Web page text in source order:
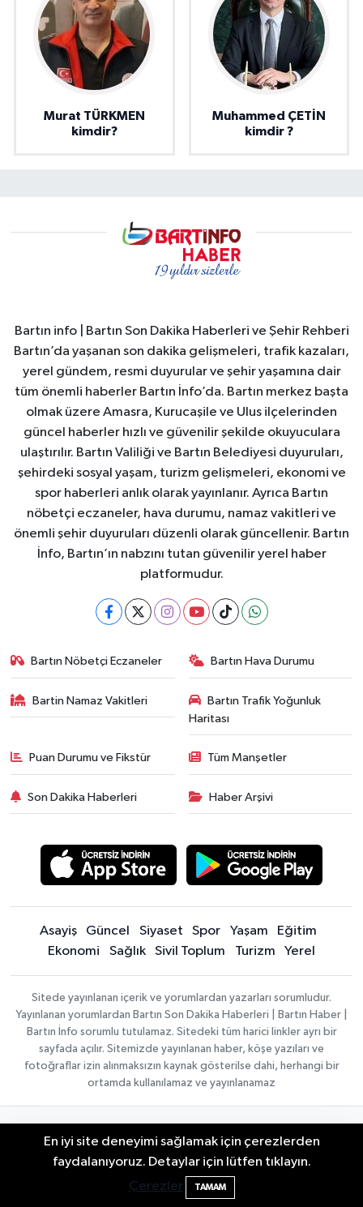
Murat TÜRKMEN
kimdir?
Muhammed ÇETİN
kimdir ?
Bartın info | Bartın Son Dakika Haberleri ve Şehir Rehberi
Bartın’da yaşanan son dakika gelişmeleri, trafik kazaları,
yerel gündem, resmi duyurular ve şehir yaşamına dair
tüm önemli haberler Bartın İnfo’da. Bartın merkez başta
olmak üzere Amasra, Kurucaşile ve Ulus ilçelerinden
güncel haberler hızlı ve güvenilir şekilde okuyuculara
ulaştırılır. Bartın Valiliği ve Bartın Belediyesi duyuruları,
şehirdeki sosyal yaşam, turizm gelişmeleri, ekonomi ve
spor haberleri anlık olarak yayınlanır. Ayrıca Bartın
nöbetçi eczaneler, hava durumu, namaz vakitleri ve
önemli şehir duyuruları düzenli olarak güncellenir. Bartın
İnfo, Bartın’ın nabzını tutan güvenilir yerel haber
platformudur.
Bartın Nöbetçi Eczaneler Bartın Hava Durumu
Bartin Namaz Vakitleri
Bartın Trafik Yoğunluk
Haritası
Puan Durumu ve Fikstür Tüm Manşetler
Son Dakika Haberleri Haber Arşivi
Asayiş Güncel Siyaset Spor Yaşam
Eğitim
Ekonomi
Sağlık Sivil Toplum Turizm Yerel
Sitede yayınlanan içerik ve yorumlardan yazarları sorumludur.
Yayınlanan yorumlardan Bartın Son Dakika Haberleri | Bartın Haber |
Bartın İnfo sorumlu tutulamaz. Sitedeki tüm harici linkler ayrı bir
sayfada açılır. Sitemizde yayınlanan haber, köşe yazıları ve
fotoğraflar izin alınmaksızın kaynak gösterilse dahi, herhangi bir
ortamda kullanılamaz ve yayınlanamaz
Siyaset
Yaşam Turizm
Eğitim
Magazin
Künye
Bartın Medya
Yazılımı:
Bilişim
En iyi site deneyimi sağlamak için çerezlerden
faydalanıyoruz. Detaylar için lütfen tıklayın.
Çerezler
TAMAM
2 Buzağı Hediyeli Bal Festivalinde Hande
Ünsal Sahne Alacak